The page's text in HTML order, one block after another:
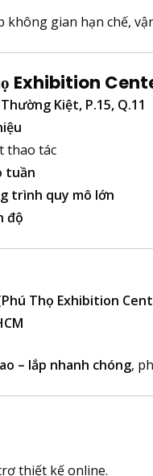
không gian hạn chế,
Exhibition
Kiệt, P.15, Q.11
thao tác
tuần
trình quy mô lớn
độ
Thọ Exhibition
– lắp nhanh chóng,
thiết kế online.